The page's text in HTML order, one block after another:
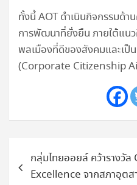
ทั้งนี้ AOT ดำเนินกิจกรรมด้
การพัฒนาที่ยั่งยืน ภายใต้แน
พลเมืองที่ดีของสังคมและเป็
(Corporate Citizenship
แนะแนว
เรื่องกลุ่มไทยออยล์ คว้ารางวั
Excellence จากสภาอุตส